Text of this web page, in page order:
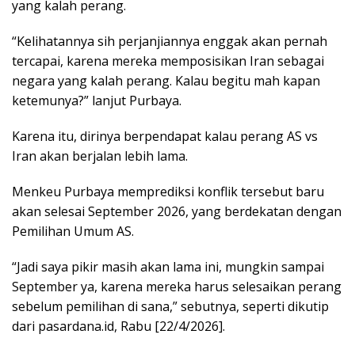
yang kalah perang.
“Kelihatannya sih perjanjiannya enggak akan pernah
tercapai, karena mereka memposisikan Iran sebagai
negara yang kalah perang. Kalau begitu mah kapan
ketemunya?” lanjut Purbaya.
Karena itu, dirinya berpendapat kalau perang AS vs
Iran akan berjalan lebih lama.
Menkeu Purbaya memprediksi konflik tersebut baru
akan selesai September 2026, yang berdekatan dengan
Pemilihan Umum AS.
“Jadi saya pikir masih akan lama ini, mungkin sampai
September ya, karena mereka harus selesaikan perang
sebelum pemilihan di sana,” sebutnya, seperti dikutip
dari pasardana.id, Rabu [22/4/2026].